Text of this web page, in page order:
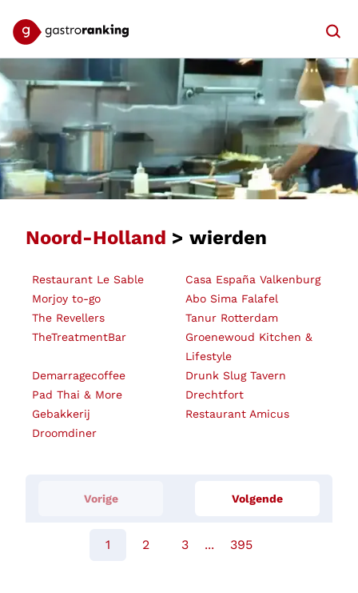
Noord-Holland > wierden
Restaurant Le Sable
Casa España Valkenburg
Morjoy to-go
Abo Sima Falafel
The Revellers
Tanur Rotterdam
TheTreatmentBar
Groenewoud Kitchen &
Lifestyle
Demarragecoffee
Drunk Slug Tavern
Pad Thai & More
Drechtfort
Gebakkerij
Restaurant Amicus
Droomdiner
Vorige
1 2 3 ... 395
Volgende